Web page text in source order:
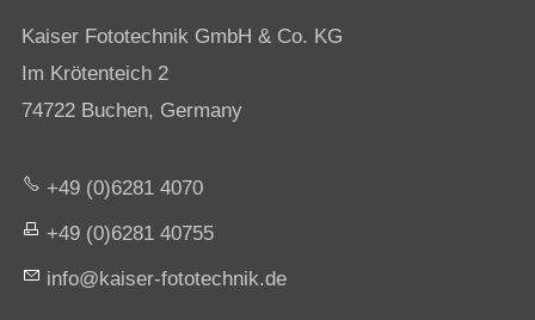
Kaiser Fototechnik GmbH & Co. KG
Im Krötenteich 2
74722 Buchen, Germany
+49 (0)6281 4070
+49 (0)6281 40755
nf
k s r-f t t chn k d